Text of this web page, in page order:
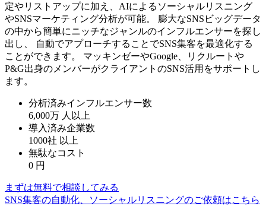
定やリストアップに加え、AIによるソーシャルリスニング
やSNSマーケティング分析が可能。 膨大なSNSビッグデータ
の中から簡単にニッチなジャンルのインフルエンサーを探し
出し、 自動でアプローチすることでSNS集客を最適化する
ことができます。 マッキンゼーやGoogle、リクルートや
P&G出身のメンバーがクライアントのSNS活用をサポートし
ます。
分析済みインフルエンサー数
6,000万 人以上
導入済み企業数
1000社 以上
無駄なコスト
0 円
まずは無料で相談してみる
SNS集客の自動化、ソーシャルリスニングのご依頼はこちら